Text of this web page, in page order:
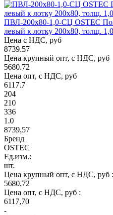
ПВЛ-200х80-1,0-СЦ OSTEC
левый к лотку 200х80, толщ.
Цена с НДС, руб
8739.57
Цена крупный опт, с НДС, руб
5680.72
Цена опт, с НДС, руб
6117.7
204
210
336
1.0
8739,57
Бренд
OSTEC
Ед.изм.:
шт.
Цена крупный опт, с НДС, руб :
5680,72
Цена опт, с НДС, руб :
6117,70
-